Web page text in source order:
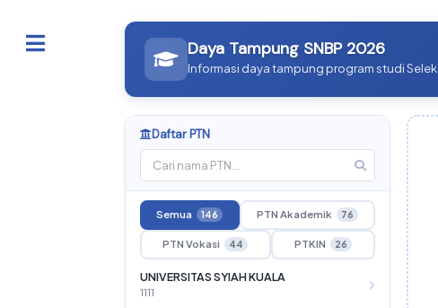
Daya Tampung SNBP 2026
Informasi daya tampung program studi
Daftar PTN
Semua 146 PTN Akademik 76
PTN Vokasi 44 PTKIN 26
UNIVERSITAS SYIAH KUALA
1111